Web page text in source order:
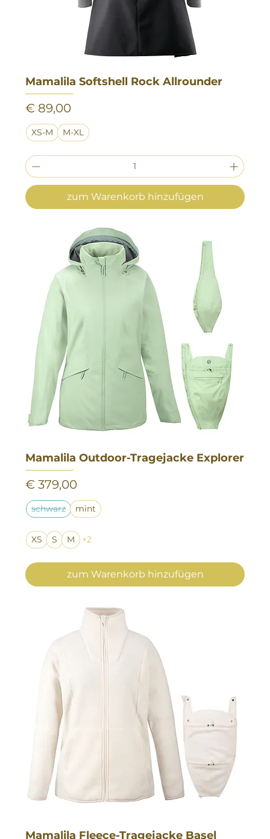
Mamalila Softshell Rock Allrounder
Preis
€ 89,00
XS-M M-XL
zum Warenkorb hinzufügen
Mamalila Outdoor-Tragejacke Explorer
Preis
€ 379,00
schwarz mint
XS S M +2
zum Warenkorb hinzufügen
Mamalila Fleece-Tragejacke Basel